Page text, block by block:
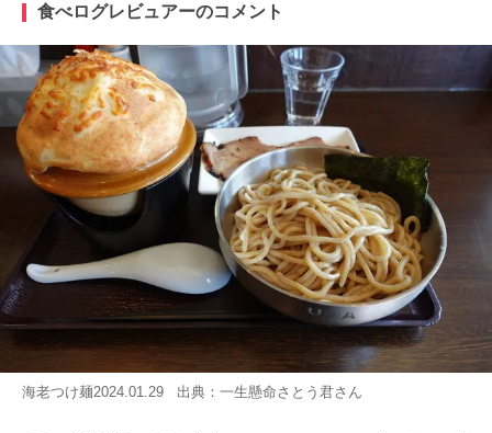
食べログレビュアーのコメント
海老つけ麺2024.01.29 出典： 一生懸命さとう君さん